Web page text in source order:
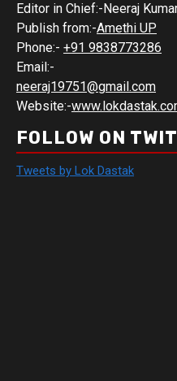
Editor in Chief:-Neeraj
Publish from:-Amethi UP
Phone:- +91 9838773286
Email:-
neeraj19751@gmail.com
Website:-
FOLLOW ON
Tweets by Lok Dastak